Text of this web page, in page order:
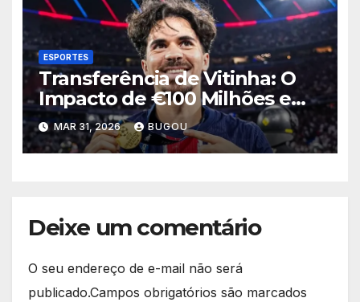
ESPORTES
Transferência de Vitinha: O
Impacto de €100 Milhões em
2026
MAR 31, 2026 BUGOU
Deixe um comentário
O seu endereço de e-mail não será
publicado.Campos obrigatórios são marcados